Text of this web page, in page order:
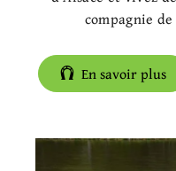
compagnie
En savoir plus